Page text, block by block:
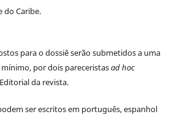
do Caribe.
para o dossiê serão submetidos a uma
por dois pareceristasad hoc
da revista.
ser escritos em português, espanhol